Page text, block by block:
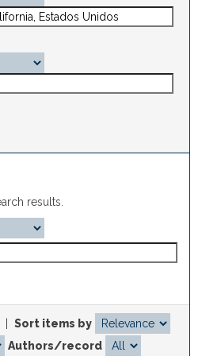
results.
Sort items by
Authors/record